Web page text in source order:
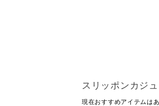
スリッポンカジ
現在おすすめアイテムはあ